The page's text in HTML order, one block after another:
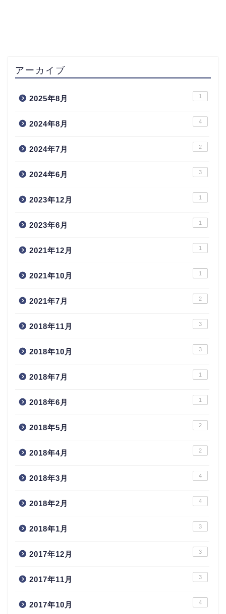
アーカイブ
2025年8月 1
2024年8月 4
2024年7月 2
2024年6月 3
2023年12月 1
2023年6月 1
2021年12月 1
2021年10月 1
2021年7月 2
2018年11月 3
2018年10月 3
2018年7月 1
2018年6月 1
2018年5月 2
2018年4月 2
2018年3月 4
2018年2月 4
2018年1月 3
2017年12月 3
2017年11月 3
2017年10月 4